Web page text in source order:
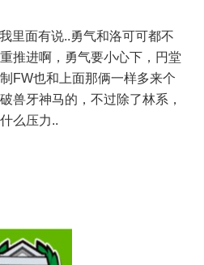
里面有说..勇气和洛可可都不
推进啊，勇气要小心下，円堂
FW也和上面那俩一样多来个
兽牙神马的，不过除了林系，
么压力..